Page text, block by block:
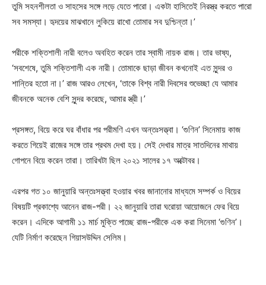
তুমি সহনশীলতা ও সাহসের সঙ্গে লড়ে যেতে পারো। একটা হাসিতেই নিরস্ত্র করতে পারো
সব সমস্যা। হৃদয়ের মাঝখানে লুকিয়ে রাখো তোমার সব দুশ্চিন্তা।’
পরীকে শক্তিশালী নারী বলেও অবহিত করেন তার স্বামী নায়ক রাজ। তার ভাষ্য,
‘সবশেষে, তুমি শক্তিশালী এক নারী। তোমাকে ছাড়া জীবন কখনোই এত সুন্দর ও
শান্তির হতো না।’ রাজ আরও লেখেন, ‘তাকে বিশ্ব নারী দিবসের শুভেচ্ছা যে আমার
জীবনকে অনেক বেশি সুন্দর করেছে, আমার স্ত্রী।’
প্রসঙ্গত, বিয়ে করে ঘর বাঁধার পর পরীমণি এখন অন্তঃসত্ত্বা। ‘গুণিন’ সিনেমায় কাজ
করতে গিয়েই রাজের সঙ্গে তার প্রথম দেখা হয়। সেই দেখার মাত্র সাতদিনের মাথায়
গোপনে বিয়ে করেন তারা। তারিখটা ছিল ২০২১ সালের ১৭ অক্টোবর।
এরপর গত ১০ জানুয়ারি অন্তঃসত্ত্বা হওয়ার খবর জানানোর মাধ্যমে সম্পর্ক ও বিয়ের
বিষয়টি প্রকাশ্যে আনেন রাজ-পরী। ২২ জানুয়ারি তারা ঘরোয়া আয়োজনে ফের বিয়ে
করেন। এদিকে আগামী ১১ মার্চ মুক্তি পাচ্ছে রাজ-পরীকে এক করা সিনেমা ‘গুণিন’।
যেটি নির্মাণ করেছেন গিয়াসউদ্দিন সেলিম।